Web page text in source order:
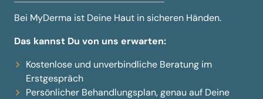
Bei MyDerma ist Deine Haut in sicheren Händen.
Das kannst Du von uns erwarten:
Kostenlose und unverbindliche Beratung im
Erstgespräch
Persönlicher Behandlungsplan, genau auf Deine